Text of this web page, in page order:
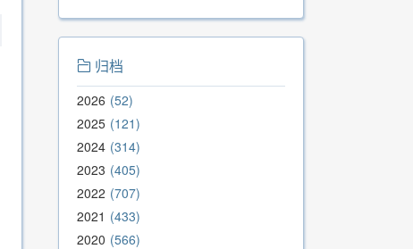
归档
2026 52
2025 121
2024 314
2023 405
2022 707
2021
433
2020 566